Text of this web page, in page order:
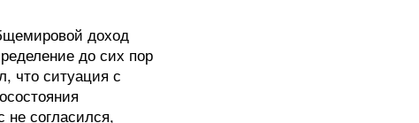
доход
до сих пор
что ситуация с
не согласился,